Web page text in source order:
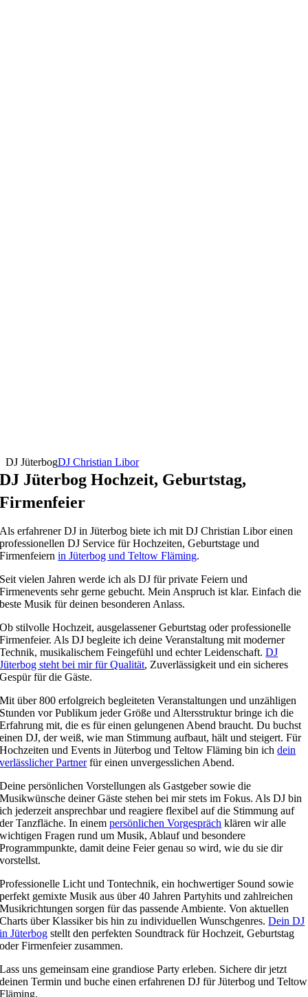
DJ JüterbogDJ Christian Libor
DJ Jüterbog Hochzeit, Geburtstag,
Firmenfeier
Als erfahrener DJ in Jüterbog biete ich mit DJ Christian Libor einen
professionellen DJ Service für Hochzeiten, Geburtstage und
Firmenfeiernin Jüterbog und Teltow Fläming.
Seit vielen Jahren werde ich als DJ für private Feiern und
Firmenevents sehr gerne gebucht. Mein Anspruch ist klar. Einfach die
beste Musik für deinen besonderen Anlass.
Ob stilvolle Hochzeit, ausgelassener Geburtstag oder professionelle
Firmenfeier. Als DJ begleite ich deine Veranstaltung mit moderner
Technik, musikalischem Feingefühl und echter Leidenschaft.DJ
Jüterbog steht bei mir für Qualität, Zuverlässigkeit und ein sicheres
Gespür für die Gäste.
Mit über 800 erfolgreich begleiteten Veranstaltungen und unzähligen
Stunden vor Publikum jeder Größe und Altersstruktur bringe ich die
Erfahrung mit, die es für einen gelungenen Abend braucht. Du buchst
einen DJ, der weiß, wie man Stimmung aufbaut, hält und steigert. Für
Hochzeiten und Events in Jüterbog und Teltow Fläming bin ichdein
verlässlicher Partnerfür einen unvergesslichen Abend.
Deine persönlichen Vorstellungen als Gastgeber sowie die
Musikwünsche deiner Gäste stehen bei mir stets im Fokus. Als DJ bin
ich jederzeit ansprechbar und reagiere flexibel auf die Stimmung auf
der Tanzfläche. In einempersönlichen Vorgespräch klären wir alle
wichtigen Fragen rund um Musik, Ablauf und besondere
Programmpunkte, damit deine Feier genau so wird, wie du sie dir
vorstellst.
Professionelle Licht und Tontechnik, ein hochwertiger Sound sowie
perfekt gemixte Musik aus über 40 Jahren Partyhits und zahlreichen
Musikrichtungen sorgen für das passende Ambiente. Von aktuellen
Charts über Klassiker bis hin zu individuellen Wunschgenres.Dein DJ
in Jüterbog stellt den perfekten Soundtrack für Hochzeit, Geburtstag
oder Firmenfeier zusammen.
Lass uns gemeinsam eine grandiose Party erleben. Sichere dir jetzt
deinen Termin und buche einen erfahrenen DJ für Jüterbog und Teltow
Fläming.